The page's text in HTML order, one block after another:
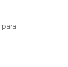
para